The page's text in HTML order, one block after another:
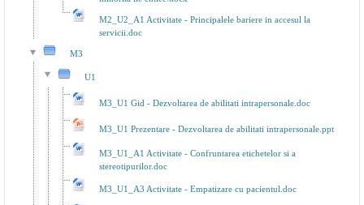
M2_U2_A1 Activitate - Principalele bariere in accesul la
servicii.doc
M3
U1
M3_U1 Gid - Dezvoltarea de abilitati intrapersonale.doc
M3_U1 Prezentare - Dezvoltarea de abilitati intrapersonale.ppt
M3_U1_A1 Activitate - Confruntarea etichetelor si a
stereotipurilor.doc
M3_U1_A3 Activitate - Empatizare cu pacientul.doc